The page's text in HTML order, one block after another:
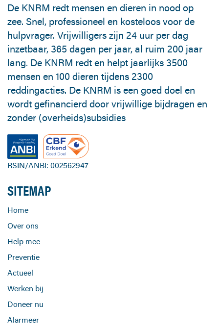
De KNRM redt mensen en dieren in nood op
zee. Snel, professioneel en kosteloos voor de
hulpvrager. Vrijwilligers zijn 24 uur per dag
inzetbaar, 365 dagen per jaar, al ruim 200 jaar
lang. De KNRM redt en helpt jaarlijks 3500
mensen en 100 dieren tijdens 2300
reddingacties. De KNRM is een goed doel en
wordt gefinancierd door vrijwillige bijdragen en
zonder (overheids)subsidies
RSIN/ANBI: 002562947
SITEMAP
Home
Over ons
Help mee
Preventie
Actueel
Werken bij
Doneer nu
Alarmeer